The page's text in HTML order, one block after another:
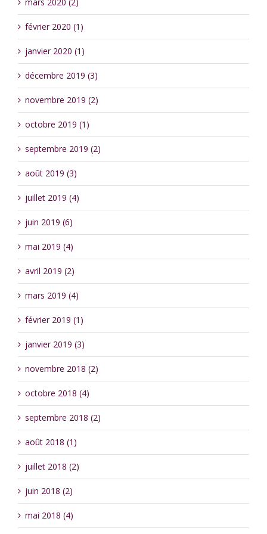
mars 2020 (2)
février 2020 (1)
janvier 2020 (1)
décembre 2019 (3)
novembre 2019 (2)
octobre 2019 (1)
septembre 2019 (2)
août 2019 (3)
juillet 2019 (4)
juin 2019 (6)
mai 2019 (4)
avril 2019 (2)
mars 2019 (4)
février 2019 (1)
janvier 2019 (3)
novembre 2018 (2)
octobre 2018 (4)
septembre 2018 (2)
août 2018 (1)
juillet 2018 (2)
juin 2018 (2)
mai 2018 (4)